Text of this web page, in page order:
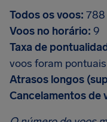
Todos os voos: 788
Voos no horário: 9
Taxa de
voos foram pontuais
Atrasos longos
Cancelamentos de